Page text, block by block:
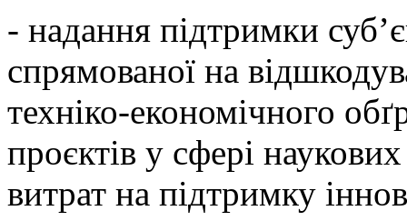
- надання підтримки
спрямованої на
техніко-економічного
проєктів у сфері
витрат на підтримку